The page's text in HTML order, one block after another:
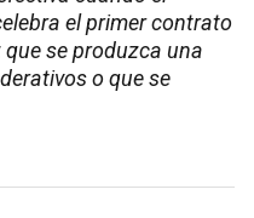
el primer contrato
se produzca una
o que se